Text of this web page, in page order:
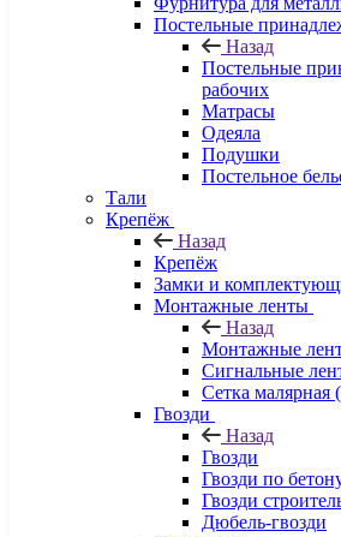
Постельные
Назад
Постельные
рабочих
Матрасы
Одеяла
Подушки
Постельное
Тали
Крепёж
Назад
Крепёж
Замки и
Монтажные ленты
Назад
Монтажные
Сигнальные
Сетка малярная
Гвозди
Назад
Гвозди
Гвозди по
Гвозди
Дюбель-гвозди